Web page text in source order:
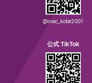
@inac_kobe2001
公式 TikTok